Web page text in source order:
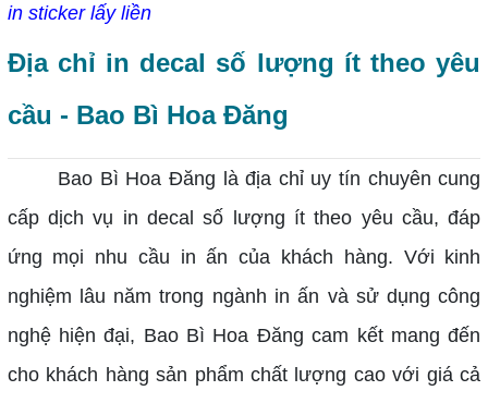
in sticker lấy liền
Địa chỉ in decal số lượng ít theo yêu
cầu - Bao Bì Hoa Đăng
Bao Bì Hoa Đăng là địa chỉ uy tín chuyên cung
cấp dịch vụ in decal số lượng ít theo yêu cầu, đáp
ứng mọi nhu cầu in ấn của khách hàng. Với kinh
nghiệm lâu năm trong ngành in ấn và sử dụng công
nghệ hiện đại, Bao Bì Hoa Đăng cam kết mang đến
cho khách hàng sản phẩm chất lượng cao với giá cả